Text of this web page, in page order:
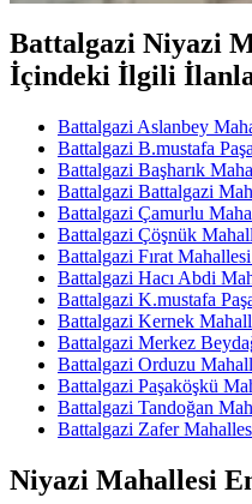
Battalgazi Niyazi
İçindeki İlgili
Battalgazi Aslanbey
Battalgazi B.mustafa
Battalgazi Başharık
Battalgazi Battalgazi
Battalgazi Çamurlu
Battalgazi Çöşnük
Battalgazi Fırat
Battalgazi Hacı Abdi
Battalgazi K.mustafa
Battalgazi Kernek
Battalgazi Merkez
Battalgazi Orduzu
Battalgazi Paşaköşkü
Battalgazi Tandoğan
Battalgazi Zafer
Niyazi Mahallesi